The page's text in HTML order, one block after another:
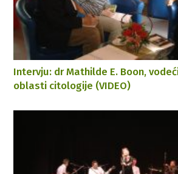
Intervju: dr Mathilde E. Boon,
oblasti citologije (VIDEO)